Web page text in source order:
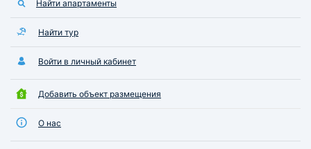
Найти апартаменты
Найти тур
Войти в личный кабинет
Добавить объект размещения
О нас